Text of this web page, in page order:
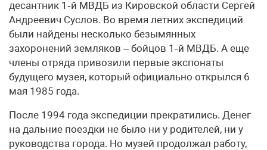
десантник 1‑й МВДБ из Кировской области Сергей
Андреевич Суслов. Во время летних экспедиций
были найдены несколько безымянных
захоронений земляков – бойцов 1‑й МВДБ. А еще
члены отряда привозили первые экспонаты
будущего музея, который официально открылся 6
мая 1985 года.
После 1994 года экспедиции прекратились. Денег
на дальние поездки не было ни у родителей, ни у
руководства города. Но музей продолжал работу,